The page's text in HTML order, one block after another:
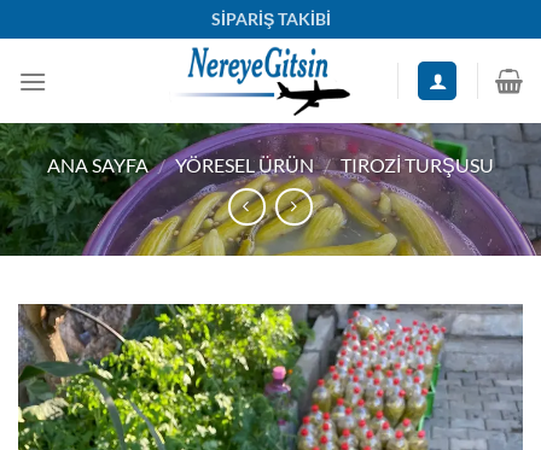
atla
SİPARİŞ TAKİBİ
ANA SAYFA / YÖRESEL ÜRÜN / TIROZI TURŞUSU